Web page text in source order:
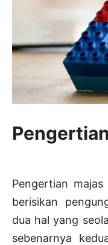
Pengertian
berisikan
dua hal yang
sebenarnya